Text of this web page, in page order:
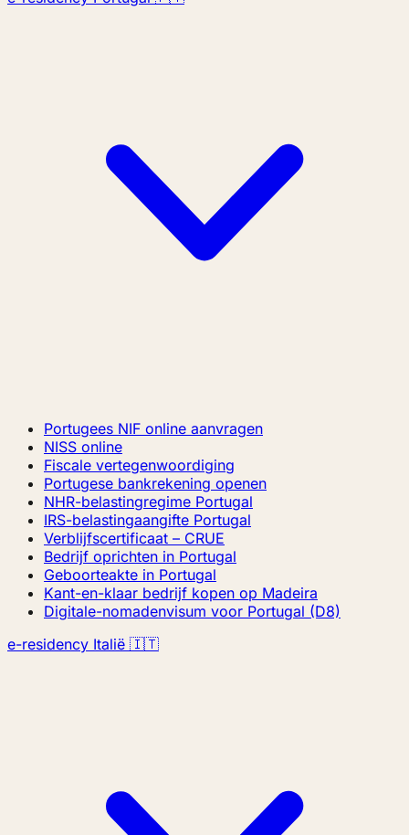
Portugees NIF online aanvragen
NISS online
Fiscale vertegenwoordiging
Portugese bankrekening openen
NHR-belastingregime Portugal
IRS-belastingaangifte Portugal
Verblijfscertificaat – CRUE
Bedrijf oprichten in Portugal
Geboorteakte in Portugal
Kant-en-klaar bedrijf kopen op Madeira
Digitale-nomadenvisum voor Portugal (D8)
e-residency Italië 🇮🇹